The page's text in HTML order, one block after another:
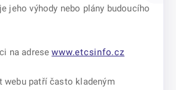
jeho výhody nebo plány budoucího
na adresewww.etcsinfo.cz
webu patří často kladeným